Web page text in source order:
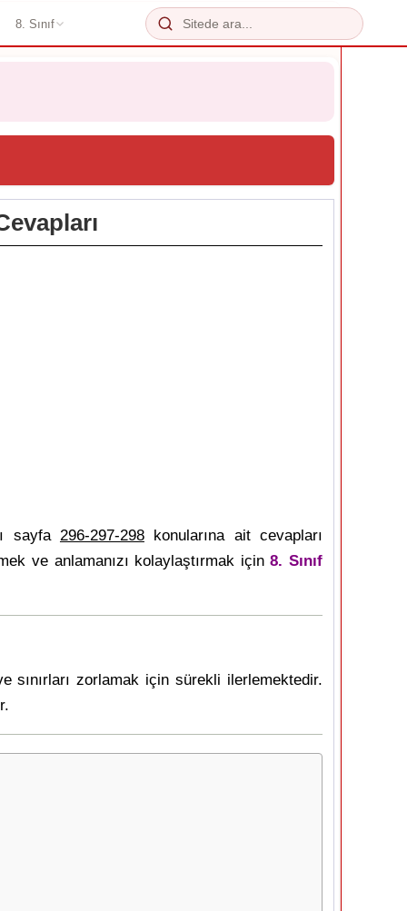
8. Sınıf
sayfa 296-297-298konularına ait cevapları
ve anlamanızı kolaylaştırmak için8. Sınıf
sınırları zorlamak için sürekli ilerlemektedir.